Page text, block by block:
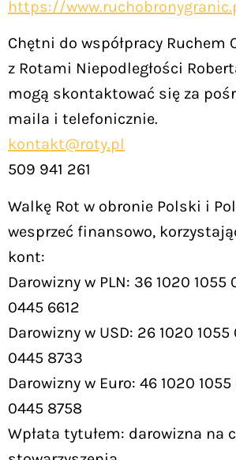
https://
Chętni do współpracy Ruchem
z Rotami Niepodległości
mogą skontaktować się za
maila i telefonicznie.
kontakt@roty.pl
509 941 261
Walkę Rot w obronie Polski i
wesprzeć finansowo,
kont:
Darowizny w PLN: 36 1020
0445 6612
Darowizny w USD: 26 1020
0445 8733
Darowizny w Euro: 46 1020
0445 8758
Wpłata tytułem: darowizna na